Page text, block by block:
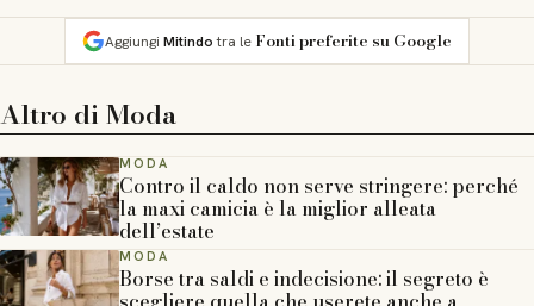
Aggiungi Mitindotra le Fonti preferite su Google
Altro di Moda
MODA
Contro il caldo non serve stringere: perché
la maxi camicia è la miglior alleata
dell’estate
MODA
Borse tra saldi e indecisione: il segreto è